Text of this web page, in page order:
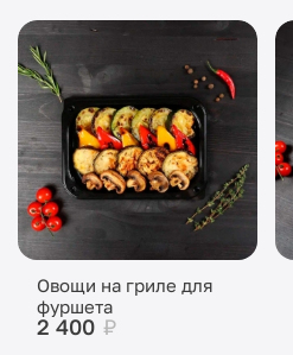
Овощи на гриле для
фуршета
2 400 ₽